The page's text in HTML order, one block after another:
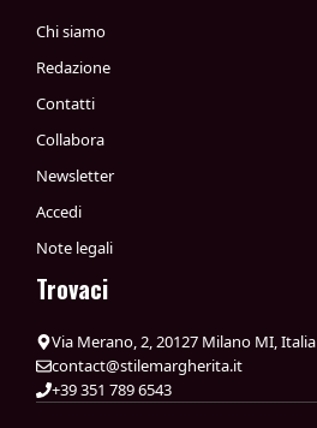
Chi siamo
Redazione
Contatti
Collabora
Newsletter
Accedi
Note legali
Trovaci
Via Merano, 2, 20127 Milano MI, Italia
contact@stilemargherita.it
+39 351 789 6543